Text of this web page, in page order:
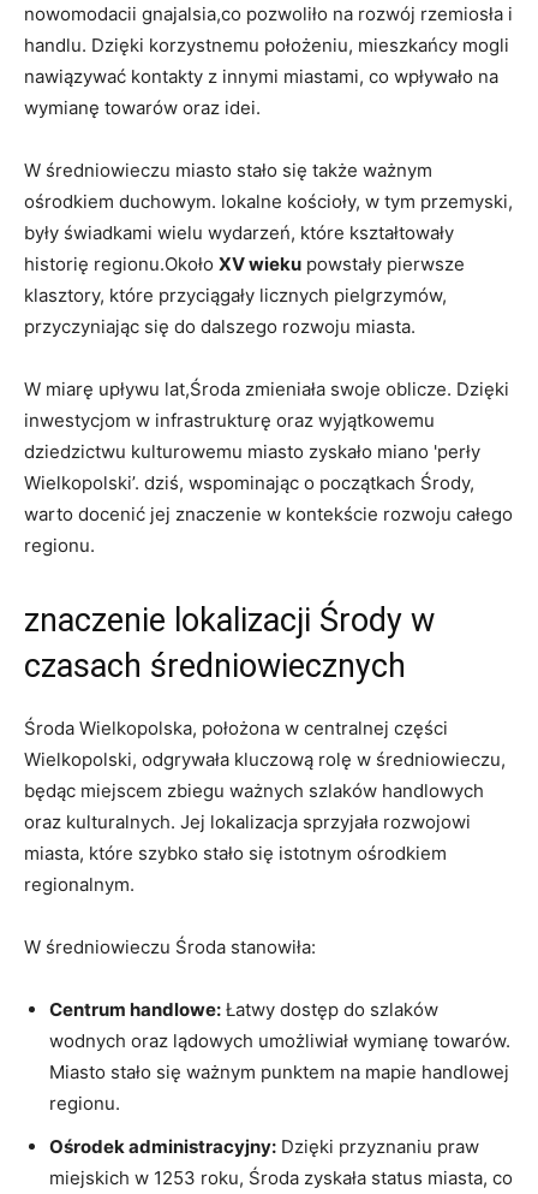
nowomodacii gnajalsia,co pozwoliło na rozwój rzemiosła i
handlu. Dzięki korzystnemu położeniu, mieszkańcy mogli
nawiązywać kontakty z innymi miastami, co wpływało na
wymianę towarów oraz idei.
W średniowieczu miasto stało się także ważnym
ośrodkiem duchowym. lokalne kościoły, w tym przemyski,
były świadkami wielu wydarzeń, które kształtowały
historię regionu.Około XV wieku powstały pierwsze
klasztory, które przyciągały licznych pielgrzymów,
przyczyniając się do dalszego rozwoju miasta.
W miarę upływu lat,Środa zmieniała swoje oblicze. Dzięki
inwestycjom w infrastrukturę oraz wyjątkowemu
dziedzictwu kulturowemu miasto zyskało miano 'perły
Wielkopolski’. dziś, wspominając o początkach Środy,
warto docenić jej znaczenie w kontekście rozwoju całego
regionu.
znaczenie lokalizacji Środy w
czasach średniowiecznych
Środa Wielkopolska, położona w centralnej części
Wielkopolski, odgrywała kluczową rolę w średniowieczu,
będąc miejscem zbiegu ważnych szlaków handlowych
oraz kulturalnych. Jej lokalizacja sprzyjała rozwojowi
miasta, które szybko stało się istotnym ośrodkiem
regionalnym.
W średniowieczu Środa stanowiła:
Centrum handlowe: Łatwy dostęp do szlaków
wodnych oraz lądowych umożliwiał wymianę towarów.
Miasto stało się ważnym punktem na mapie handlowej
regionu.
Ośrodek administracyjny: Dzięki przyznaniu praw
miejskich w 1253 roku, Środa zyskała status miasta, co